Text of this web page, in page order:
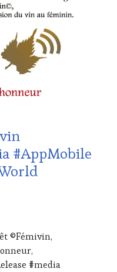
#AppMobile
©Fémivin,
#media